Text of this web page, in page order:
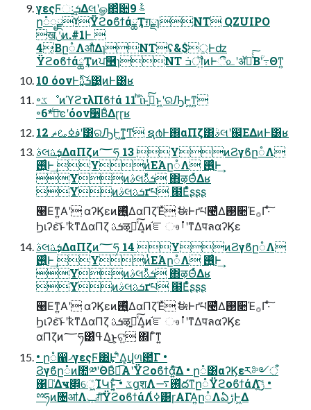
γεςϜઃܭ͢Δલʹௐ΂ͨ਺ࣈ 9
ը૾ೖྗˠΫϩοϐϯάྖҬग़ྗɿNT QZUIPO
खݩͷ.#1Ͱ 
4͔Βը૾Λऔͬͯ͘ΔɿNTʢ&$্Ͱʣ
ΫϩοϐϯάྖҬͷਪ࿦ɿNT ݁ߏॏ͍ͷͰී௨ʹॲཧͯͨ͠Βؒʹ߹Θͳ͍
10 όονͰܭࢉ͓͚ͯ͠͹͍͍ͷͰ͸ʁ
৽ػೳͷϓϩτλΠϐϯά 11 ͪΐͬͱࢼ͍ͨ͠ͱ͖ʹରԠͰ͖ͳ͍
৽6*ࢼͨ͢ͼʹόον૸ΒͤΔɽɽʁ
12 ࢼߦࡨޡʹ͸ରԠͰ͖ͳ͍͚Ͳ ຊ൪Ͱ࢖͏αΠζ͸ࣄલʹ஌ΕΔͷͰ͸ʁ
ࣄલܭࢉ͢ΔαΠζͷ؅ཧ 13 YͷϨγϐը૾Λ
࢖͍͍ͨͰ͢ Yͷͭ͘ΕΆը૾Λ ࢖͍͍ͨͰ͢
Yͷࣄલܭࢉͬͯ ΋͏ऴΘͬͯΔʁ
Yͷࣄલܭࢉґཔ ๨Εͯͨʂʂʂ
๨Εͳ͍Α͏ʹ αʔϏεͷ࢖͍ͬͯΔαΠζΈͯ ࣗಈͰґཔ౤͛Δ࢓૊Έ࡞Γ·ͨ͠
Ϧιʔε͝ͱʹҟͳΔαΠζ ܭࢉऴ͍ྃͯ͠Δ͔ͷ֬ೝ ෳࡶʹͳΔपลαʔϏε
ࣄલܭࢉ͢ΔαΠζͷ؅ཧ 14 YͷϨγϐը૾Λ
࢖͍͍ͨͰ͢ Yͷͭ͘ΕΆը૾Λ ࢖͍͍ͨͰ͢
Yͷࣄલܭࢉͬͯ ΋͏ऴΘͬͯΔʁ
Yͷࣄલܭࢉґཔ ๨Εͯͨʂʂʂ
๨Εͳ͍Α͏ʹ αʔϏεͷ࢖͍ͬͯΔαΠζΈͯ ࣗಈͰґཔ౤͛Δ࢓૊Έ࡞Γ·ͨ͠
Ϧιʔε͝ͱʹҟͳΔαΠζ ܭࢉऴ͍ྃͯ͠Δ͔ͷ֬ೝ ෳࡶʹͳΔपลαʔϏε
αΠζͷ؅ཧ͸ߟ͑Δ͜ͱ͕ଟ͍ ΍Γͨ͘ͳ͍
• ը૾഑৴γεςϜ͸͢Ͱʹ͋Δ͕վળ఺͋Γ •
Ϩγϐը૾ͷ಺༰ʹؔΘΒͣಉ͡Α͏ʹΫϩοϐϯά͍ͯ͠Δ • ը૾͸αʔϏεར༻ऀ
΁༩͑Δҹ৅͕େ͖͍ͨΊԿͱ͔͍ͨ͠ • ػցֶशΛ࢖ͬͯ࠷దͳը૾ΫϩοϐϯάΛ࣮ݱ͍ͨ͠ •
ྉཧͷ৔ॴΛݕग़ͯ͠ΫϩοϐϯάΛߦ͑͹ɼΑΓΑ͍ը૾ΛఏڙͰ͖Δ